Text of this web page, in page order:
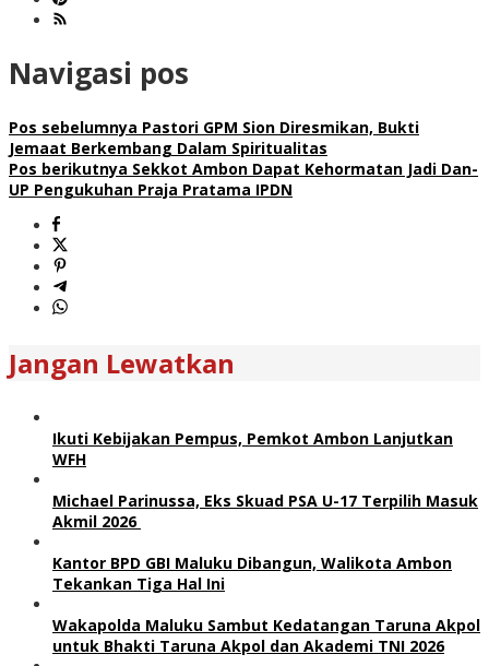
Navigasi pos
Pos sebelumnya Pastori GPM Sion Diresmikan, Bukti
Jemaat Berkembang Dalam Spiritualitas
Pos berikutnya Sekkot Ambon Dapat Kehormatan Jadi Dan-
UP Pengukuhan Praja Pratama IPDN
Jangan Lewatkan
Ikuti Kebijakan Pempus, Pemkot Ambon Lanjutkan
WFH
Michael Parinussa, Eks Skuad PSA U-17 Terpilih Masuk
Akmil 2026
Kantor BPD GBI Maluku Dibangun, Walikota Ambon
Tekankan Tiga Hal Ini
Wakapolda Maluku Sambut Kedatangan Taruna Akpol
untuk Bhakti Taruna Akpol dan Akademi TNI 2026